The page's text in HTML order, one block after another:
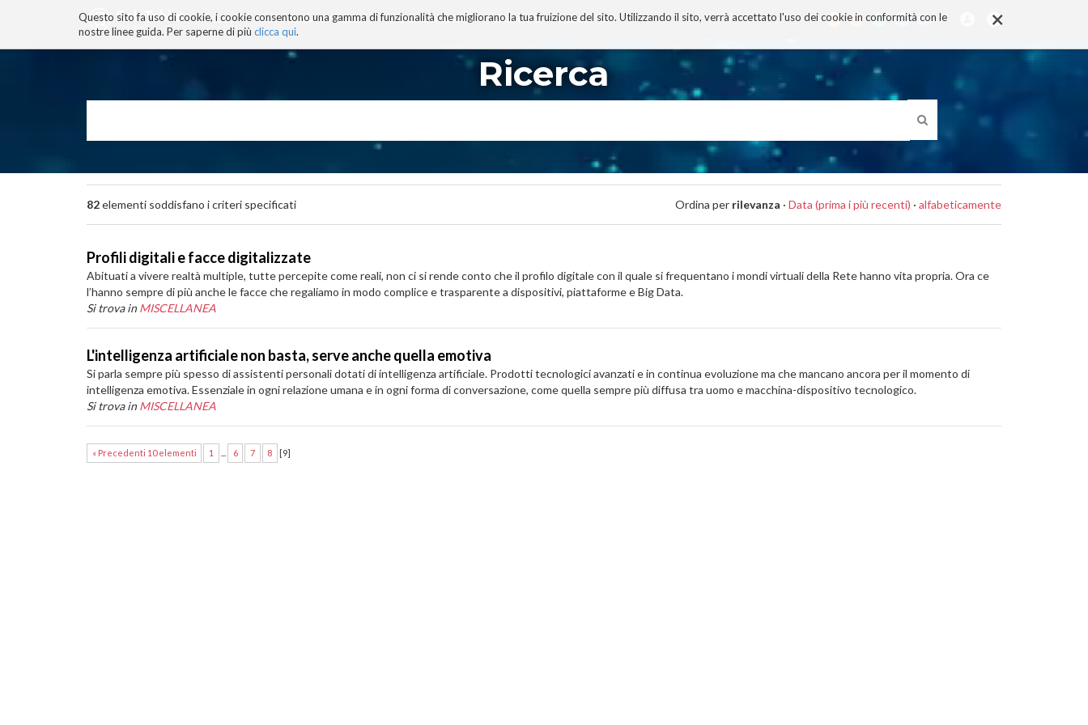
×
Questo sito fa uso di cookie, i cookie consentono una gamma di funzionalità che migliorano la tua fruizione del sito. Utilizzando il sito, verrà accettato l'uso dei cookie in conformità con le
nostre linee guida. Per saperne di più clicca qui.
BLOG TECNOCONSAPEVOLEZZA TECNOBIBLIOGRAFIA I MIEI LIBRI PROGETTO
navigazione
Ricerca
82elementi soddisfano i criteri specificati Ordina per rilevanza · Data (prima i più recenti) · alfabeticamente
Profili digitali e facce digitalizzate
Abituati a vivere realtà multiple, tutte percepite come reali, non ci si rende conto che il profilo digitale con il quale si frequentano i mondi virtuali della Rete hanno vita propria. Ora ce
l’hanno sempre di più anche le facce che regaliamo in modo complice e trasparente a dispositivi, piattaforme e Big Data.
Si trova in MISCELLANEA
L'intelligenza artificiale non basta, serve anche quella emotiva
Si parla sempre più spesso di assistenti personali dotati di intelligenza artificiale. Prodotti tecnologici avanzati e in continua evoluzione ma che mancano ancora per il momento di
intelligenza emotiva. Essenziale in ogni relazione umana e in ogni forma di conversazione, come quella sempre più diffusa tra uomo e macchina-dispositivo tecnologico.
Si trova in MISCELLANEA
« Precedenti 10 elementi 1 6 7 8 [9]